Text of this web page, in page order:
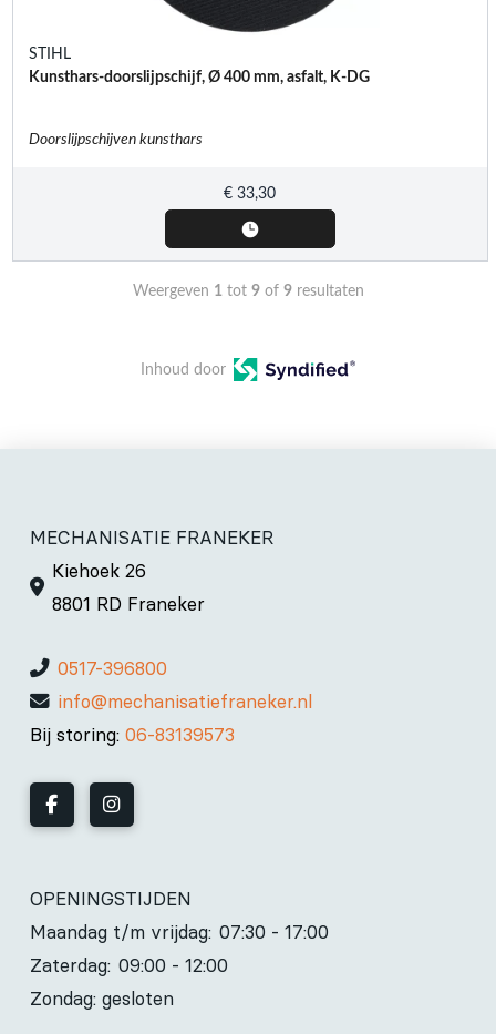
STIHL
Kunsthars-doorslijpschijf, Ø 400 mm, asfalt, K-DG
Doorslijpschijven kunsthars
€ 33,30
Weergeven 1tot 9of 9resultaten
Inhoud door
MECHANISATIE FRANEKER
Kiehoek 26
8801 RD Franeker
0517-396800
info@mechanisatiefraneker.nl
Bij storing: 06-83139573
OPENINGSTIJDEN
Maandag t/m vrijdag: 07:30 - 17:00
Zaterdag: 09:00 - 12:00
Zondag: gesloten